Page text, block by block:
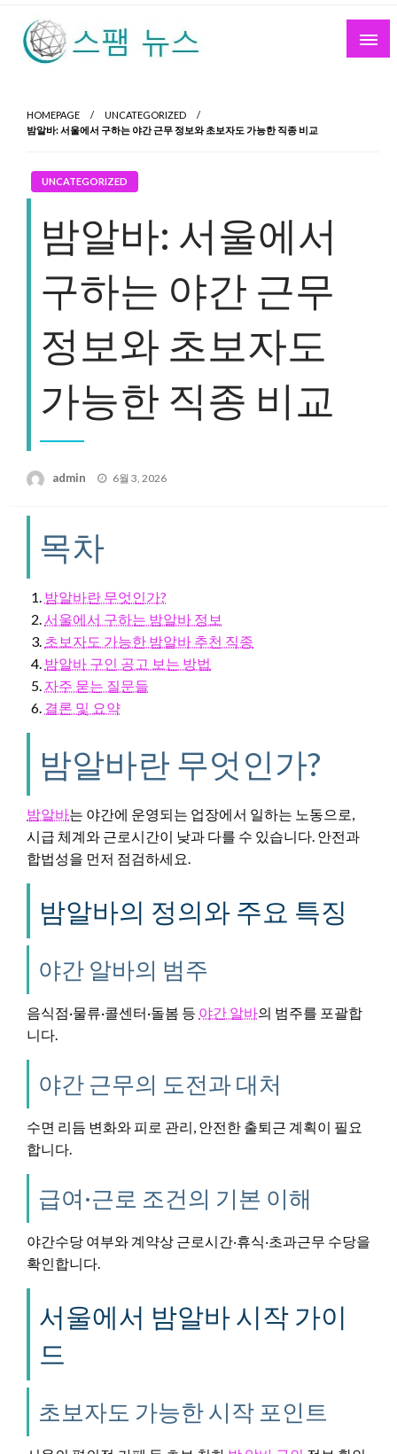
Skip
content
스팸 뉴스
HOMEPAGE
UNCATEGORIZED
밤알바: 서울에서 구하는 야간 근무 정보와 초보자도 가능한 직종 비교
UNCATEGORIZED
밤알바: 서울에서
구하는 야간 근무
정보와 초보자도
가능한 직종 비교
admin
Posted
6월 3, 2026
목차
밤알바란 무엇인가?
서울에서 구하는 밤알바 정보
초보자도 가능한 밤알바 추천 직종
밤알바 구인 공고 보는 방법
자주 묻는 질문들
결론 및 요약
밤알바란 무엇인가?
밤알바는 야간에 운영되는 업장에서 일하는 노동으로,
시급 체계와 근로시간이 낮과 다를 수 있습니다. 안전과
합법성을 먼저 점검하세요.
밤알바의 정의와 주요 특징
야간 알바의 범주
음식점·물류·콜센터·돌봄 등 야간 알바의 범주를 포괄합
니다.
야간 근무의 도전과 대처
수면 리듬 변화와 피로 관리, 안전한 출퇴근 계획이 필요
합니다.
급여·근로 조건의 기본 이해
야간수당 여부와 계약상 근로시간‧휴식‧초과근무 수당을
확인합니다.
서울에서 밤알바 시작 가이
드
초보자도 가능한 시작 포인트